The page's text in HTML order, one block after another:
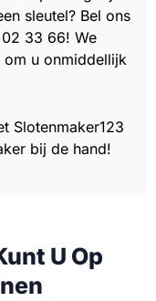
sleutel? Bel ons
33 66! We
om u onmiddellijk
Slotenmaker123
bij de hand!
U Op